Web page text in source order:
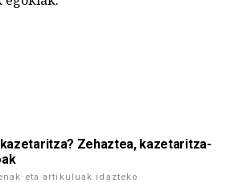
Zehaztea, kazetaritza-
eta artikuluak idazteko